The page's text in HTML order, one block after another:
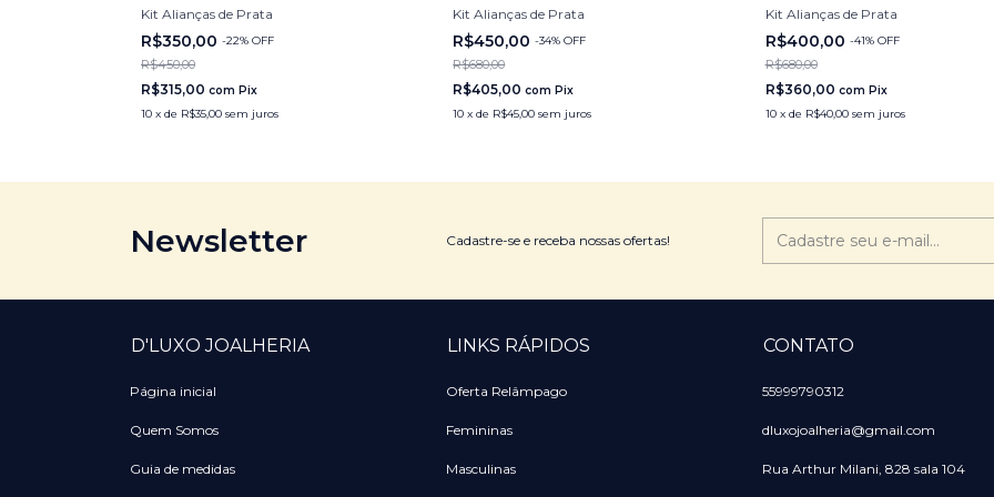
Kit Alianças de Prata
R$350,00 -22% OFF
R$450,00
R$315,00 com Pix
10 x de R$35,00 sem juros
Kit Alianças de Prata
R$450,00-34%OFF
R$680,00
R$405,00com Pix
10 xde R$45,00 sem juros
Kit Alianças de Prata
R$400,00 -41% OFF
R$680,00
R$360,00 com Pix
10 x de R$40,00 sem juros
Newsletter Cadastre-se e receba nossas ofertas!
D'LUXO JOALHERIA
Página inicial
Quem Somos
Guia de medidas
LINKS RÁPIDOS
Oferta Relâmpago
Femininas
Masculinas
CONTATO
55999790312
dluxojoalheria@gmail.com
Rua Arthur Milani, 828 sala 104